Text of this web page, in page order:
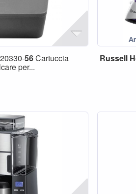
20330-56Cartuccia
per...
Russell